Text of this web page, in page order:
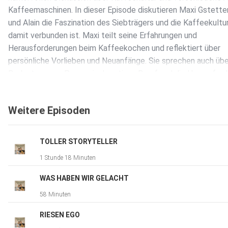
Kaffeemaschinen. In dieser Episode diskutieren Maxi
und Alain die Faszination des Siebträgers und die
damit verbunden ist. Maxi teilt seine Erfahrungen und
Herausforderungen beim Kaffeekochen und reflektiert über
persönliche Vorlieben und Neuanfänge. Sie sprechen auch
tragischen Fall von Daniel Kübelböck und die Auswirkungen
Ziele, insbesondere im Kontext von Gewichtsreduktion und
Kampfsport. Zudem wird das Thema Gewichtsklassen im
behandelt und die Herausforderungen, die damit verbunden
Abschließend wird Elon Musk und seine Rolle in der Gaming-
thematisiert, wobei die beiden über seine Unsicherheiten und
Werbepartner erfahren? Hier findest du alle Informationen &
Weitere Episoden
TOLLER STORYTELLER
1 Stunde 18 Minuten
WAS HABEN WIR GELACHT
58 Minuten
RIESEN EGO